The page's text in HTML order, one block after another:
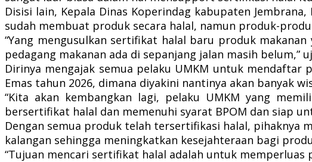
Disisi lain, Kepala Dinas Koperindag kabupaten
sudah membuat produk secara halal, namun produk-
“Yang mengusulkan sertifikat halal baru produk
pedagang makanan ada di sepanjang jalan masih belum,”
Dirinya mengajak semua pelaku UMKM untuk
Emas tahun 2026, dimana diyakini nantinya akan banyak
“Kita akan kembangkan lagi, pelaku UMKM yang
bersertifikat halal dan memenuhi syarat BPOM dan siap
Dengan semua produk telah tersertifikasi halal, pihaknya
kalangan sehingga meningkatkan kesejahteraan bagi
“Tujuan mencari sertifikat halal adalah untuk memperluas